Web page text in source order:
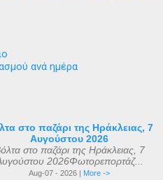
ανά ημέρα
στο παζάρι της Ηράκλειας, 7
Αυγούστου 2026
στο παζάρι της Ηράκλειας, 7
2026Φωτορεπορτάζ...
Aug-07 - 2026 | More ->